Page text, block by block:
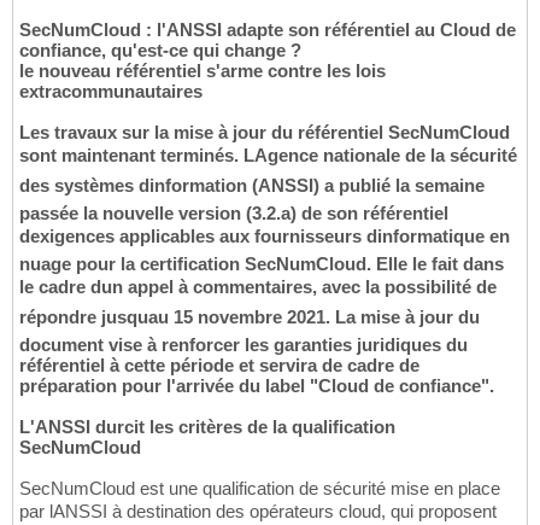
SecNumCloud : l'ANSSI adapte son référentiel au Cloud de
confiance, qu'est-ce qui change ?
le nouveau référentiel s'arme contre les lois
extracommunautaires
Les travaux sur la mise à jour du référentiel SecNumCloud
sont maintenant terminés. LAgence nationale de la sécurité
des systèmes dinformation (ANSSI) a publié la semaine
passée la nouvelle version (3.2.a) de son référentiel
dexigences applicables aux fournisseurs dinformatique en
nuage pour la certification SecNumCloud. Elle le fait dans
le cadre dun appel à commentaires, avec la possibilité de
répondre jusquau 15 novembre 2021. La mise à jour du
document vise à renforcer les garanties juridiques du
référentiel à cette période et servira de cadre de
préparation pour l'arrivée du label "Cloud de confiance".
L'ANSSI durcit les critères de la qualification
SecNumCloud
SecNumCloud est une qualification de sécurité mise en place
par lANSSI à destination des opérateurs cloud, qui proposent